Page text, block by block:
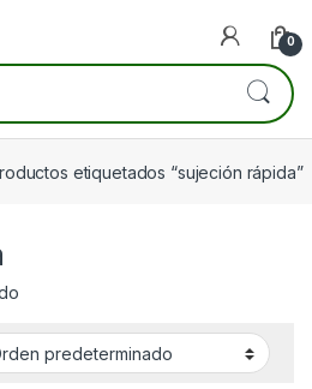
0
etiquetados “sujeción rápida”